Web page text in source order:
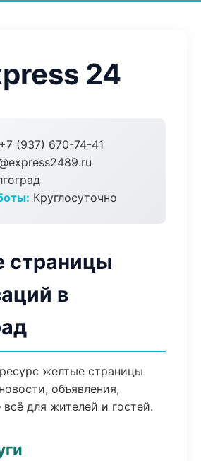
24
+7 (937) 670-74-41
Круглосуточно
страницы
в
желтые страницы
объявления,
для жителей и гостей.